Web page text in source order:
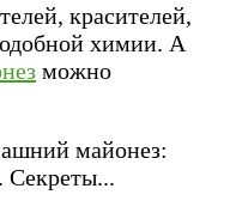
красителей,
химии. А
можно
майонез:
Секреты...